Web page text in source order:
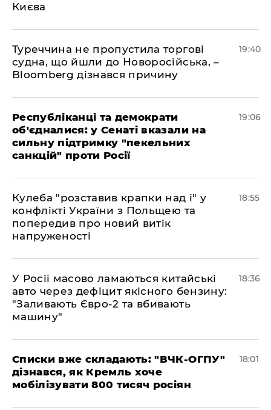
Києва
Туреччина не пропустила торгові
судна, що йшли до Новоросійська, –
Bloomberg дізнався причину
19:40
Республіканці та демократи
об'єдналися: у Сенаті вказали на
сильну підтримку "пекельних
санкцій" проти Росії
19:06
Кулеба "розставив крапки над і" у
конфлікті України з Польщею та
попередив про новий витік
напруженості
18:55
У Росії масово ламаються китайські
авто через дефіцит якісного бензину:
"Заливають Євро-2 та вбивають
машину"
18:36
Списки вже складають: "ВЧК-ОГПУ"
дізнався, як Кремль хоче
мобілізувати 800 тисяч росіян
18:01